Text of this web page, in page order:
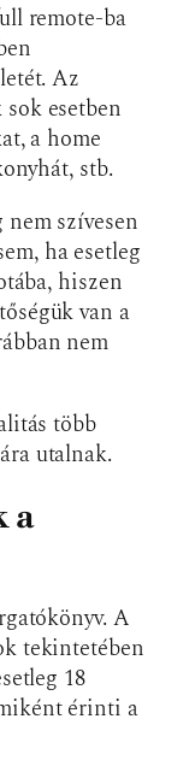
remote-ba
Az
esetben
a home
stb.
szívesen
ha esetleg
hiszen
van a
nem
több
utalnak.
a
A
tekintetében
18
érinti a